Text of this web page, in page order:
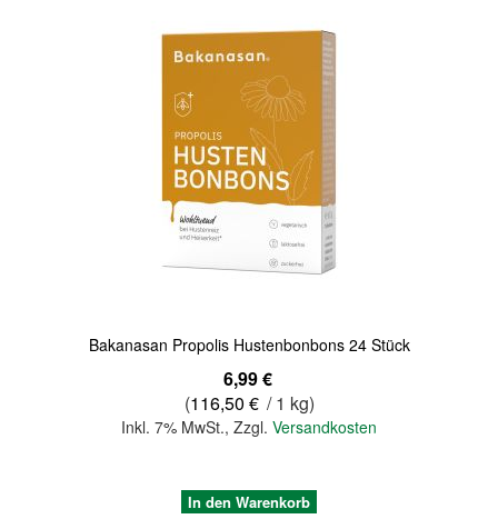
Bakanasan Propolis Hustenbonbons 24 Stück
6,99 €
(116,50 € / 1 kg)
Inkl. 7% MwSt., Zzgl. Versandkosten
In den Warenkorb